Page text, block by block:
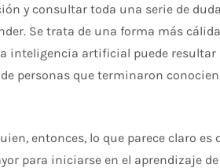
y consultar toda una serie de
Se trata de una forma más
inteligencia artificial puede
personas que terminaron
entonces, lo que parece claro
para iniciarse en el aprendizaje